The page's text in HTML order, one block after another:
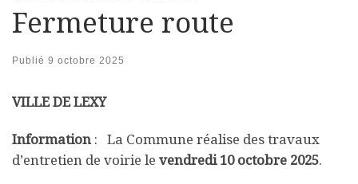
Fermeture route
Publié 9 octobre 2025
VILLE DE LEXY
Information : La Commune réalise des travaux
d’entretien de voirie le vendredi 10 octobre 2025.